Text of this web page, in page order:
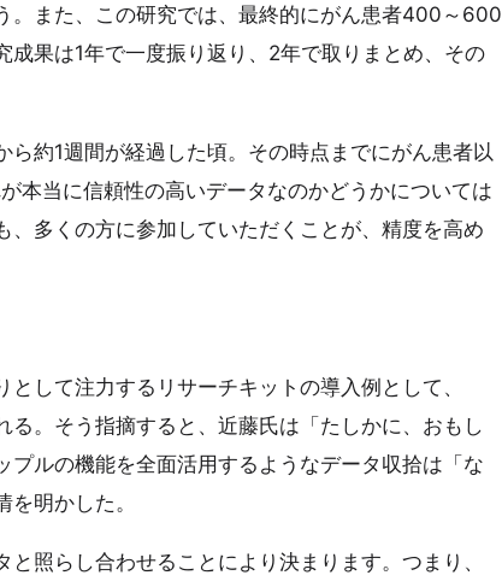
。また、この研究では、最終的にがん患者400～600
成果は1年で一度振り返り、2年で取りまとめ、その
約1週間が経過した頃。その時点までにがん患者以
本当に信頼性の高いデータなのかどうかについては
多くの方に参加していただくことが、精度を高め
して注力するリサーチキットの導入例として、
る。そう指摘すると、近藤氏は「たしかに、おもし
ルの機能を全面活用するようなデータ収拾は「な
明かした。
照らし合わせることにより決まります。つまり、